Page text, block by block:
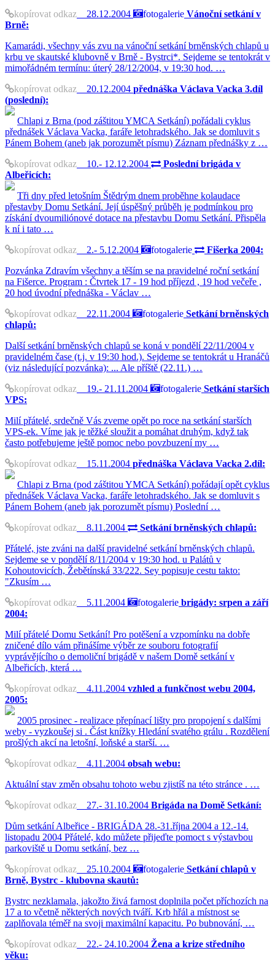
kopírovat odkaz 28.12.2004 fotogalerie Vánoční setkání v
Brně:
Kamarádi, všechny vás zvu na vánoční setkání brněnských chlapů u
krbu ve skautské klubovně v Brně - Bystrci*. Sejdeme se tentokrát v
mimořádném termínu: úterý 28/12/2004, v 19:30 hod. …
kopírovat odkaz 20.12.2004 přednáška Václava Vacka 3.díl
(poslední):
Chlapi z Brna (pod záštitou YMCA Setkání) pořádali cyklus
přednášek Václava Vacka, faráře letohradského. Jak se domluvit s
Pánem Bohem (aneb jak porozumět písmu) Záznam přednášky z …
kopírovat odkaz 10.- 12.12.2004
Poslední brigáda v
Albeřicích:
Tři dny před letošním Štědrým dnem proběhne kolaudace
přestavby Domu Setkání. Její úspěšný průběh je podmínkou pro
získání dvoumiliónové dotace na přestavbu Domu Setkání. Přispěla
k ní i tato …
kopírovat odkaz 2.- 5.12.2004 fotogalerie
Fišerka 2004:
Pozvánka Zdravím všechny a těším se na pravidelné roční setkání
na Fišerce. Program : Čtvrtek 17 - 19 hod příjezd , 19 hod večeře ,
20 hod úvodní přednáška - Václav …
kopírovat odkaz 22.11.2004 fotogalerie Setkání brněnských
chlapů:
Další setkání brněnských chlapů se koná v pondělí 22/11/2004 v
pravidelném čase (t.j. v 19:30 hod.). Sejdeme se tentokrát u Hranáčů
(viz následující pozvánka): ... Ale příště (22.11.) …
kopírovat odkaz 19.- 21.11.2004 fotogalerie Setkání starších
VPS:
Milí přátelé, srdečně Vás zveme opět po roce na setkání starších
VPS-ek. Víme jak je těžké sloužit a pomáhat druhým, když tak
často potřebujeme ještě pomoc nebo povzbuzení my …
kopírovat odkaz 15.11.2004 přednáška Václava Vacka 2.díl:
Chlapi z Brna (pod záštitou YMCA Setkání) pořádají opět cyklus
přednášek Václava Vacka, faráře letohradského. Jak se domluvit s
Pánem Bohem (aneb jak porozumět písmu) Poslední …
kopírovat odkaz 8.11.2004
Setkání brněnských chlapů:
Přátelé, jste zváni na další pravidelné setkání brněnských chlapů.
Sejdeme se v pondělí 8/11/2004 v 19:30 hod. u Palátů v
Kohoutovicích, Žebětínská 33/222. Sey popisuje cestu takto:
"Zkusím …
kopírovat odkaz 5.11.2004 fotogalerie brigády: srpen a září
2004:
Milí přátelé Domu Setkání! Pro potěšení a vzpomínku na dobře
zničené dílo vám přinášíme výběr ze souboru fotografií
vyprávějícího o demoliční brigádě v našem Domě setkání v
Albeřicích, která …
kopírovat odkaz 4.11.2004 vzhled a funkčnost webu 2004,
2005:
2005 prosinec - realizace přepínací lišty pro propojení s dalšími
weby - vyzkoušej si . Část knížky Hledání svatého grálu . Rozdělení
prošlých akcí na letošní, loňské a starší. …
kopírovat odkaz 4.11.2004 obsah webu:
Aktuální stav změn obsahu tohoto webu zjistíš na této stránce . …
kopírovat odkaz 27.- 31.10.2004 Brigáda na Domě Setkání:
Dům setkání Albeřice - BRIGÁDA 28.-31.října 2004 a 12.-14.
listopadu 2004 Přátelé, kdo můžete přijeďte pomoct s výstavbou
parkoviště u Domu setkání, bez …
kopírovat odkaz 25.10.2004 fotogalerie Setkání chlapů v
Brně, Bystrc - klubovna skautů:
Bystrc nezklamala, jakožto živá farnost doplnila počet příchozích na
17 a to včetně některých nových tváří. Krb hřál a místnost se
zaplňovala téměř na svoji maximální kapacitu. Po bubnování, …
kopírovat odkaz 22.- 24.10.2004 Žena a krize středního
věku: